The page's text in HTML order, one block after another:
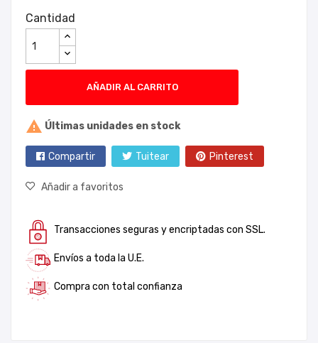
Cantidad
AÑADIR AL CARRITO
 Últimas unidades en stock
Compartir Tuitear Pinterest
Añadir a favoritos
Transacciones seguras y encriptadas con SSL.
Envíos a toda la U.E.
Compra con total confianza